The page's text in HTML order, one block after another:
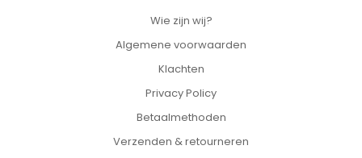
Wie zijn wij?
Algemene voorwaarden
Klachten
Privacy Policy
Betaalmethoden
Verzenden & retourneren